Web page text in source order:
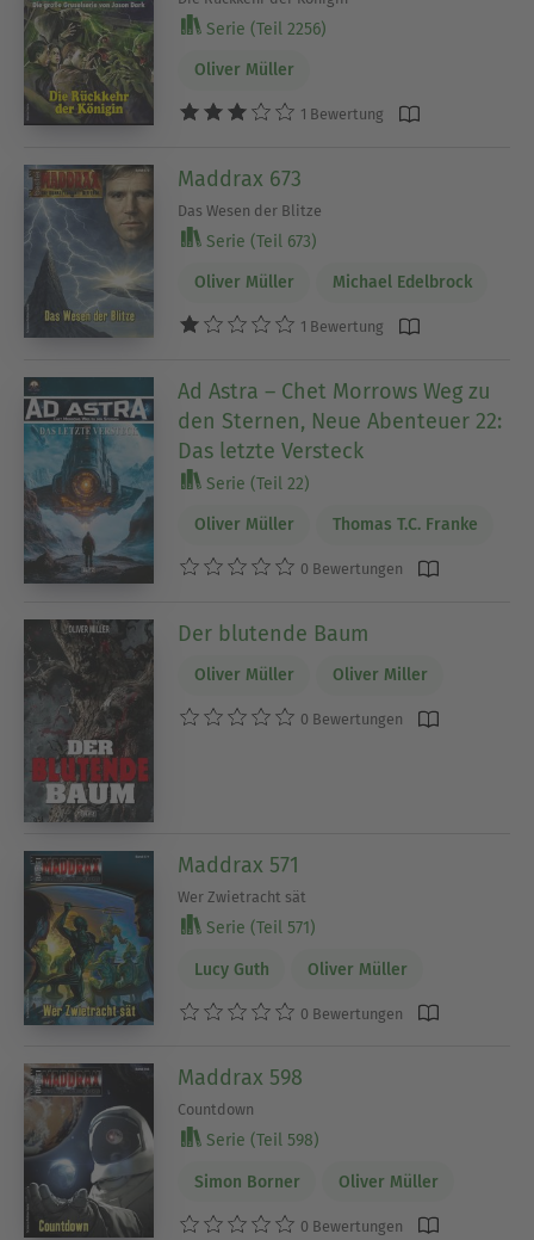
Serie (Teil 2256)
Oliver Müller
1 Bewertung
Maddrax 673
Das Wesen der Blitze
Serie (Teil 673)
Oliver Müller Michael Edelbrock
1 Bewertung
Ad Astra – Chet Morrows Weg zu
den Sternen, Neue Abenteuer 22:
Das letzte Versteck
Serie (Teil 22)
Oliver Müller Thomas T.C. Franke
0 Bewertungen
Der blutende Baum
Oliver Müller Oliver Miller
0 Bewertungen
Maddrax 571
Wer Zwietracht sät
Serie (Teil 571)
Lucy Guth Oliver Müller
0 Bewertungen
Maddrax 598
Countdown
Serie (Teil 598)
Simon Borner Oliver Müller
0 Bewertungen